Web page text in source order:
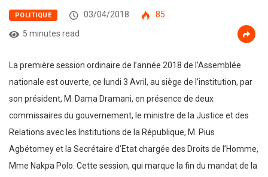
POLITIQUE 03/04/2018
85
5 minutes read
La première session ordinaire de l’année 2018 de l’Assemblée
nationale est ouverte, ce lundi 3 Avril, au siège de l’institution, par
son président, M. Dama Dramani, en présence de deux
commissaires du gouvernement, le ministre de la Justice et des
Relations avec les Institutions de la République, M. Pius
Agbétomey et la Secrétaire d’Etat chargée des Droits de l’Homme,
Mme Nakpa Polo. Cette session, qui marque la fin du mandat de la